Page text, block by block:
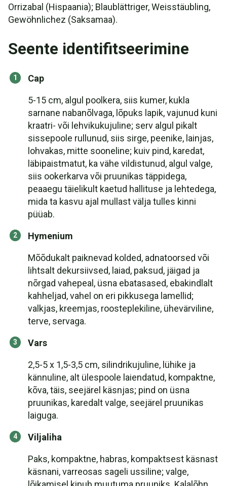
Orrizabal (Hispaania); Blaublättriger, Weisstäubling,
Gewöhnlichez (Saksamaa).
Seente identifitseerimine
Cap
5-15 cm, algul poolkera, siis kumer, kukla
sarnane nabanõlvaga, lõpuks lapik, vajunud kuni
kraatri- või lehvikukujuline; serv algul pikalt
sissepoole rullunud, siis sirge, peenike, lainjas,
lohvakas, mitte sooneline; kuiv pind, karedat,
läbipaistmatut, ka vähe vildistunud, algul valge,
siis ookerkarva või pruunikas täppidega,
peaaegu täielikult kaetud hallituse ja lehtedega,
mida ta kasvu ajal mullast välja tulles kinni
püüab.
Hymenium
Mõõdukalt paiknevad kolded, adnatoorsed või
lihtsalt dekursiivsed, laiad, paksud, jäigad ja
nõrgad vahepeal, üsna ebatasased, ebakindlalt
kahheljad, vahel on eri pikkusega lamellid;
valkjas, kreemjas, roosteplekiline, ühevärviline,
terve, servaga.
Vars
2,5-5 x 1,5-3,5 cm, silindrikujuline, lühike ja
kännuline, alt ülespoole laiendatud, kompaktne,
kõva, täis, seejärel käsnjas; pind on üsna
pruunikas, karedalt valge, seejärel pruunikas
laiguga.
Viljaliha
Paks, kompaktne, habras, kompaktsest käsnast
käsnani, varreosas sageli ussiline; valge,